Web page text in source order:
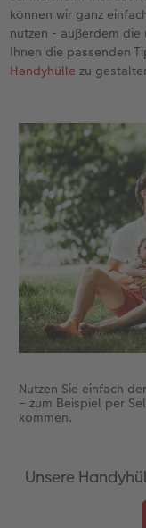
im
können wir ganz
nutzen - außerdem
Ihnen die passenden
Handyhülle zu
Nutzen Sie einfach
– zum Beispiel per
kommen.
Unsere